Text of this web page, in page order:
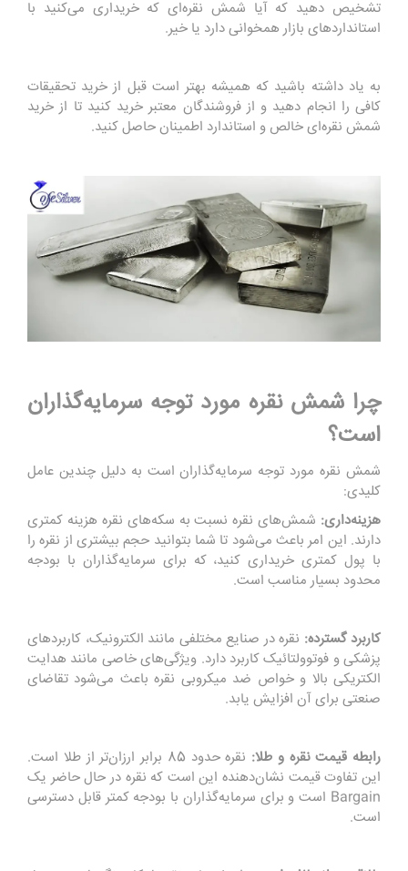
تشخیص دهید که آیا شمش نقره‌ای که خریداری می‌کنید با
استانداردهای بازار همخوانی دارد یا خیر.
به یاد داشته باشید که همیشه بهتر است قبل از خرید تحقیقات
کافی را انجام دهید و از فروشندگان معتبر خرید کنید تا از خرید
شمش نقره‌ای خالص و استاندارد اطمینان حاصل کنید.
چرا شمش نقره مورد توجه سرمایه‌گذاران
است؟
شمش نقره مورد توجه سرمایه‌گذاران است به دلیل چندین عامل
کلیدی:
هزینه‌داری: شمش‌های نقره نسبت به سکه‌های نقره هزینه کمتری
دارند. این امر باعث می‌شود تا شما بتوانید حجم بیشتری از نقره را
با پول کمتری خریداری کنید، که برای سرمایه‌گذاران با بودجه
محدود بسیار مناسب است.
کاربرد گسترده: نقره در صنایع مختلفی مانند الکترونیک، کاربردهای
پزشکی و فوتوولتائیک کاربرد دارد. ویژگی‌های خاصی مانند هدایت
الکتریکی بالا و خواص ضد میکروبی نقره باعث می‌شود تقاضای
صنعتی برای آن افزایش یابد.
رابطه قیمت نقره و طلا:
نقره حدود 85 برابر ارزان‌تر از طلا است.
این تفاوت قیمت نشان‌دهنده این است که نقره در حال حاضر یک
Bargain است و برای سرمایه‌گذاران با بودجه کمتر قابل دسترسی
است.